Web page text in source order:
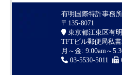
有明国際特許事務所
〒135-8071
東京都江東区有明
TFTビル郵便局私
月～金: 9:00am～
03-5530-5011